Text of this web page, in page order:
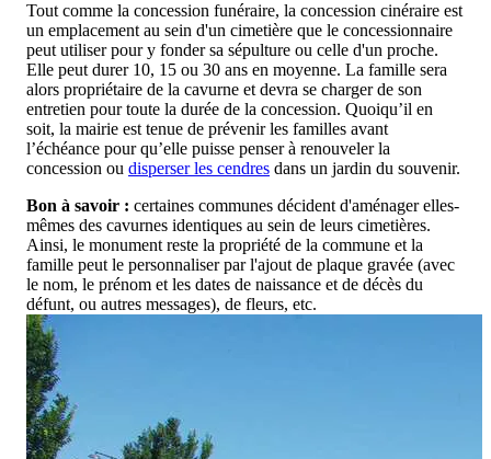
Tout comme la concession funéraire, la concession cinéraire est
un emplacement au sein d'un cimetière que le concessionnaire
peut utiliser pour y fonder sa sépulture ou celle d'un proche.
Elle peut durer 10, 15 ou 30 ans en moyenne. La famille sera
alors propriétaire de la cavurne et devra se charger de son
entretien pour toute la durée de la concession. Quoiqu’il en
soit, la mairie est tenue de prévenir les familles avant
l’échéance pour qu’elle puisse penser à renouveler la
concession ou disperser les cendres dans un jardin du souvenir.
Bon à savoir : certaines communes décident d'aménager elles-
mêmes des cavurnes identiques au sein de leurs cimetières.
Ainsi, le monument reste la propriété de la commune et la
famille peut le personnaliser par l'ajout de plaque gravée (avec
le nom, le prénom et les dates de naissance et de décès du
défunt, ou autres messages), de fleurs, etc.